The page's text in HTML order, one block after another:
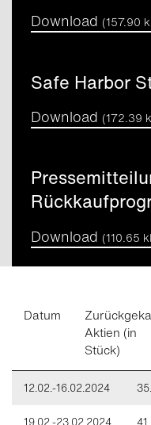
Download (157.90
Safe Harbor
Download (172.39
Download (110.65
Datum
Aktien (in
Stück)
12.02.-16.02.2024